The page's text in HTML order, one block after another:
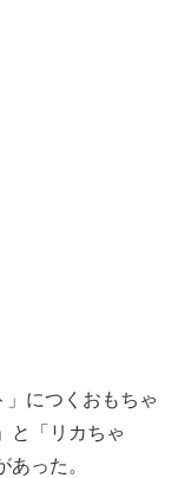
につくおもちゃ
と「リカちゃ
った。